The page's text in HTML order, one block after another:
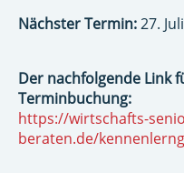
Nächster Termin:27.
Der nachfolgende Link
Terminbuchung:
https://wirtschafts-
beraten.de/